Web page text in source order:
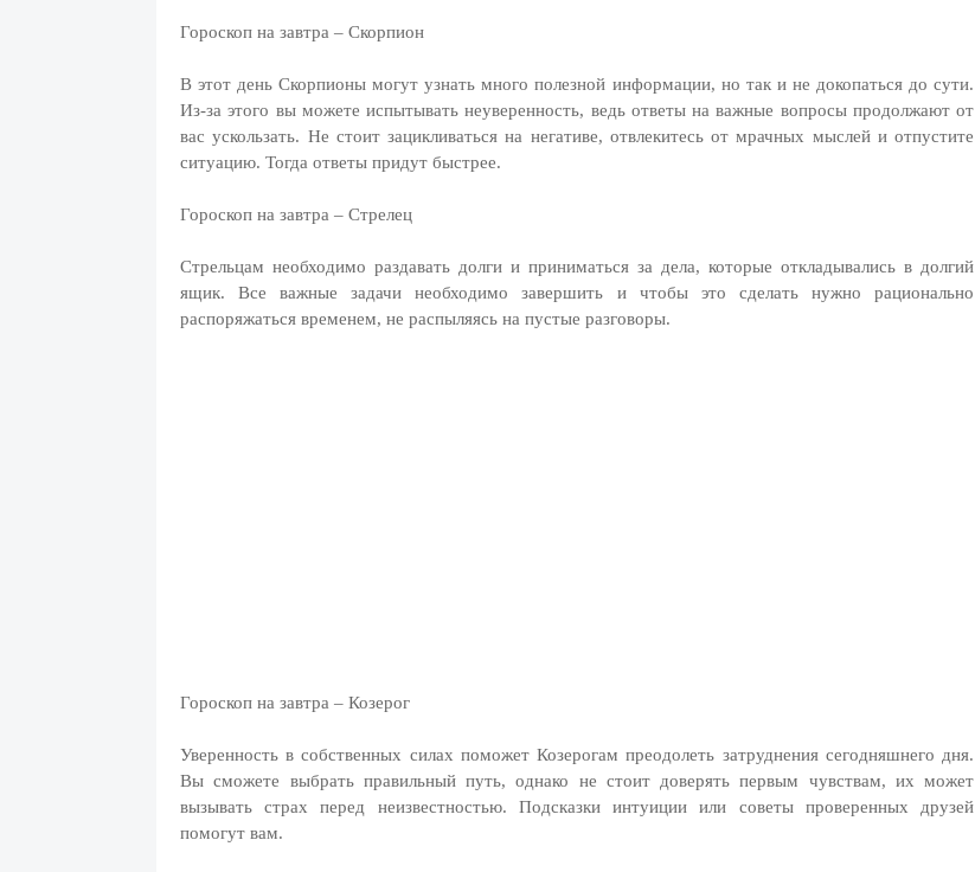
Гороскоп на завтра – Скорпион
В этот день Скорпионы могут узнать много полезной информации, но так и не докопаться до сути.
Из-за этого вы можете испытывать неуверенность, ведь ответы на важные вопросы продолжают от
вас ускользать. Не стоит зацикливаться на негативе, отвлекитесь от мрачных мыслей и отпустите
ситуацию. Тогда ответы придут быстрее.
Гороскоп на завтра – Стрелец
Стрельцам необходимо раздавать долги и приниматься за дела, которые откладывались в долгий
ящик. Все важные задачи необходимо завершить и чтобы это сделать нужно рационально
распоряжаться временем, не распыляясь на пустые разговоры.
Гороскоп на завтра – Козерог
Уверенность в собственных силах поможет Козерогам преодолеть затруднения сегодняшнего дня.
Вы сможете выбрать правильный путь, однако не стоит доверять первым чувствам, их может
вызывать страх перед неизвестностью. Подсказки интуиции или советы проверенных друзей
помогут вам.